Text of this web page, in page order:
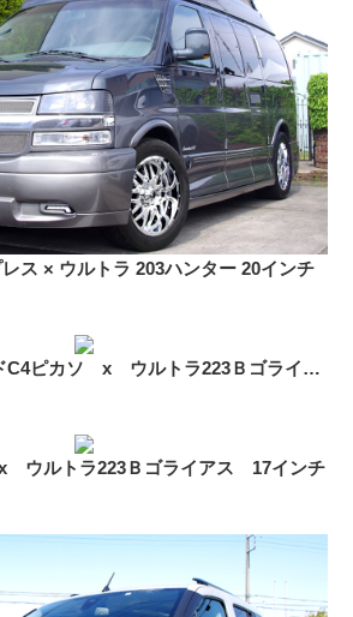
ス × ウルトラ 203ハンター 20インチ
シトロエン グランドC4ピカソ x ウルトラ223Ｂゴライアス 17インチ
ウルトラ223Ｂゴライアス 17インチ